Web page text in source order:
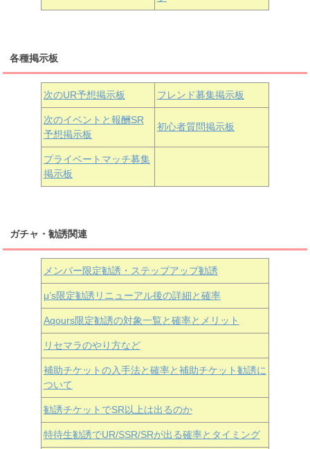
黒澤ダイヤ
朝香果林 近江彼方 エマ・ヴェルデ
各種掲示板
次のUR予想掲示板 フレンド募集掲示板
次のイベントと報酬SR
予想掲示板
初心者質問掲示板
プライベートマッチ募集
掲示板
ガチャ・勧誘関連
メンバー限定勧誘・ステップアップ勧誘
μ’s限定勧誘リニューアル後の詳細と確率
Aqours限定勧誘の対象一覧と確率とメリット
リセマラのやり方など
補助チケットの入手法と確率と補助チケット勧誘に
ついて
勧誘チケットでSR以上は出るのか
特待生勧誘でUR/SSR/SRが出る確率とタイミング